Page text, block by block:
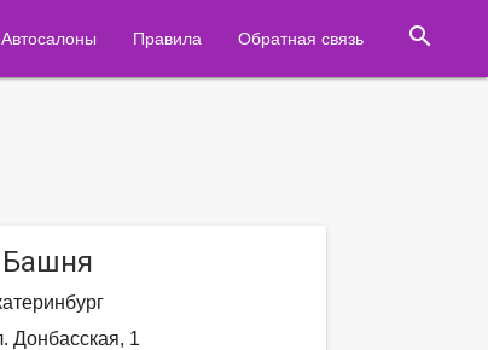
Автосалоны Правила Обратная связь search
Донбасская, 1